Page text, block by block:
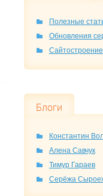
Полезные
Обновления
Сайтостроение
Блоги
Константин
Алена Савчук
Тимур Гараев
Серёжа